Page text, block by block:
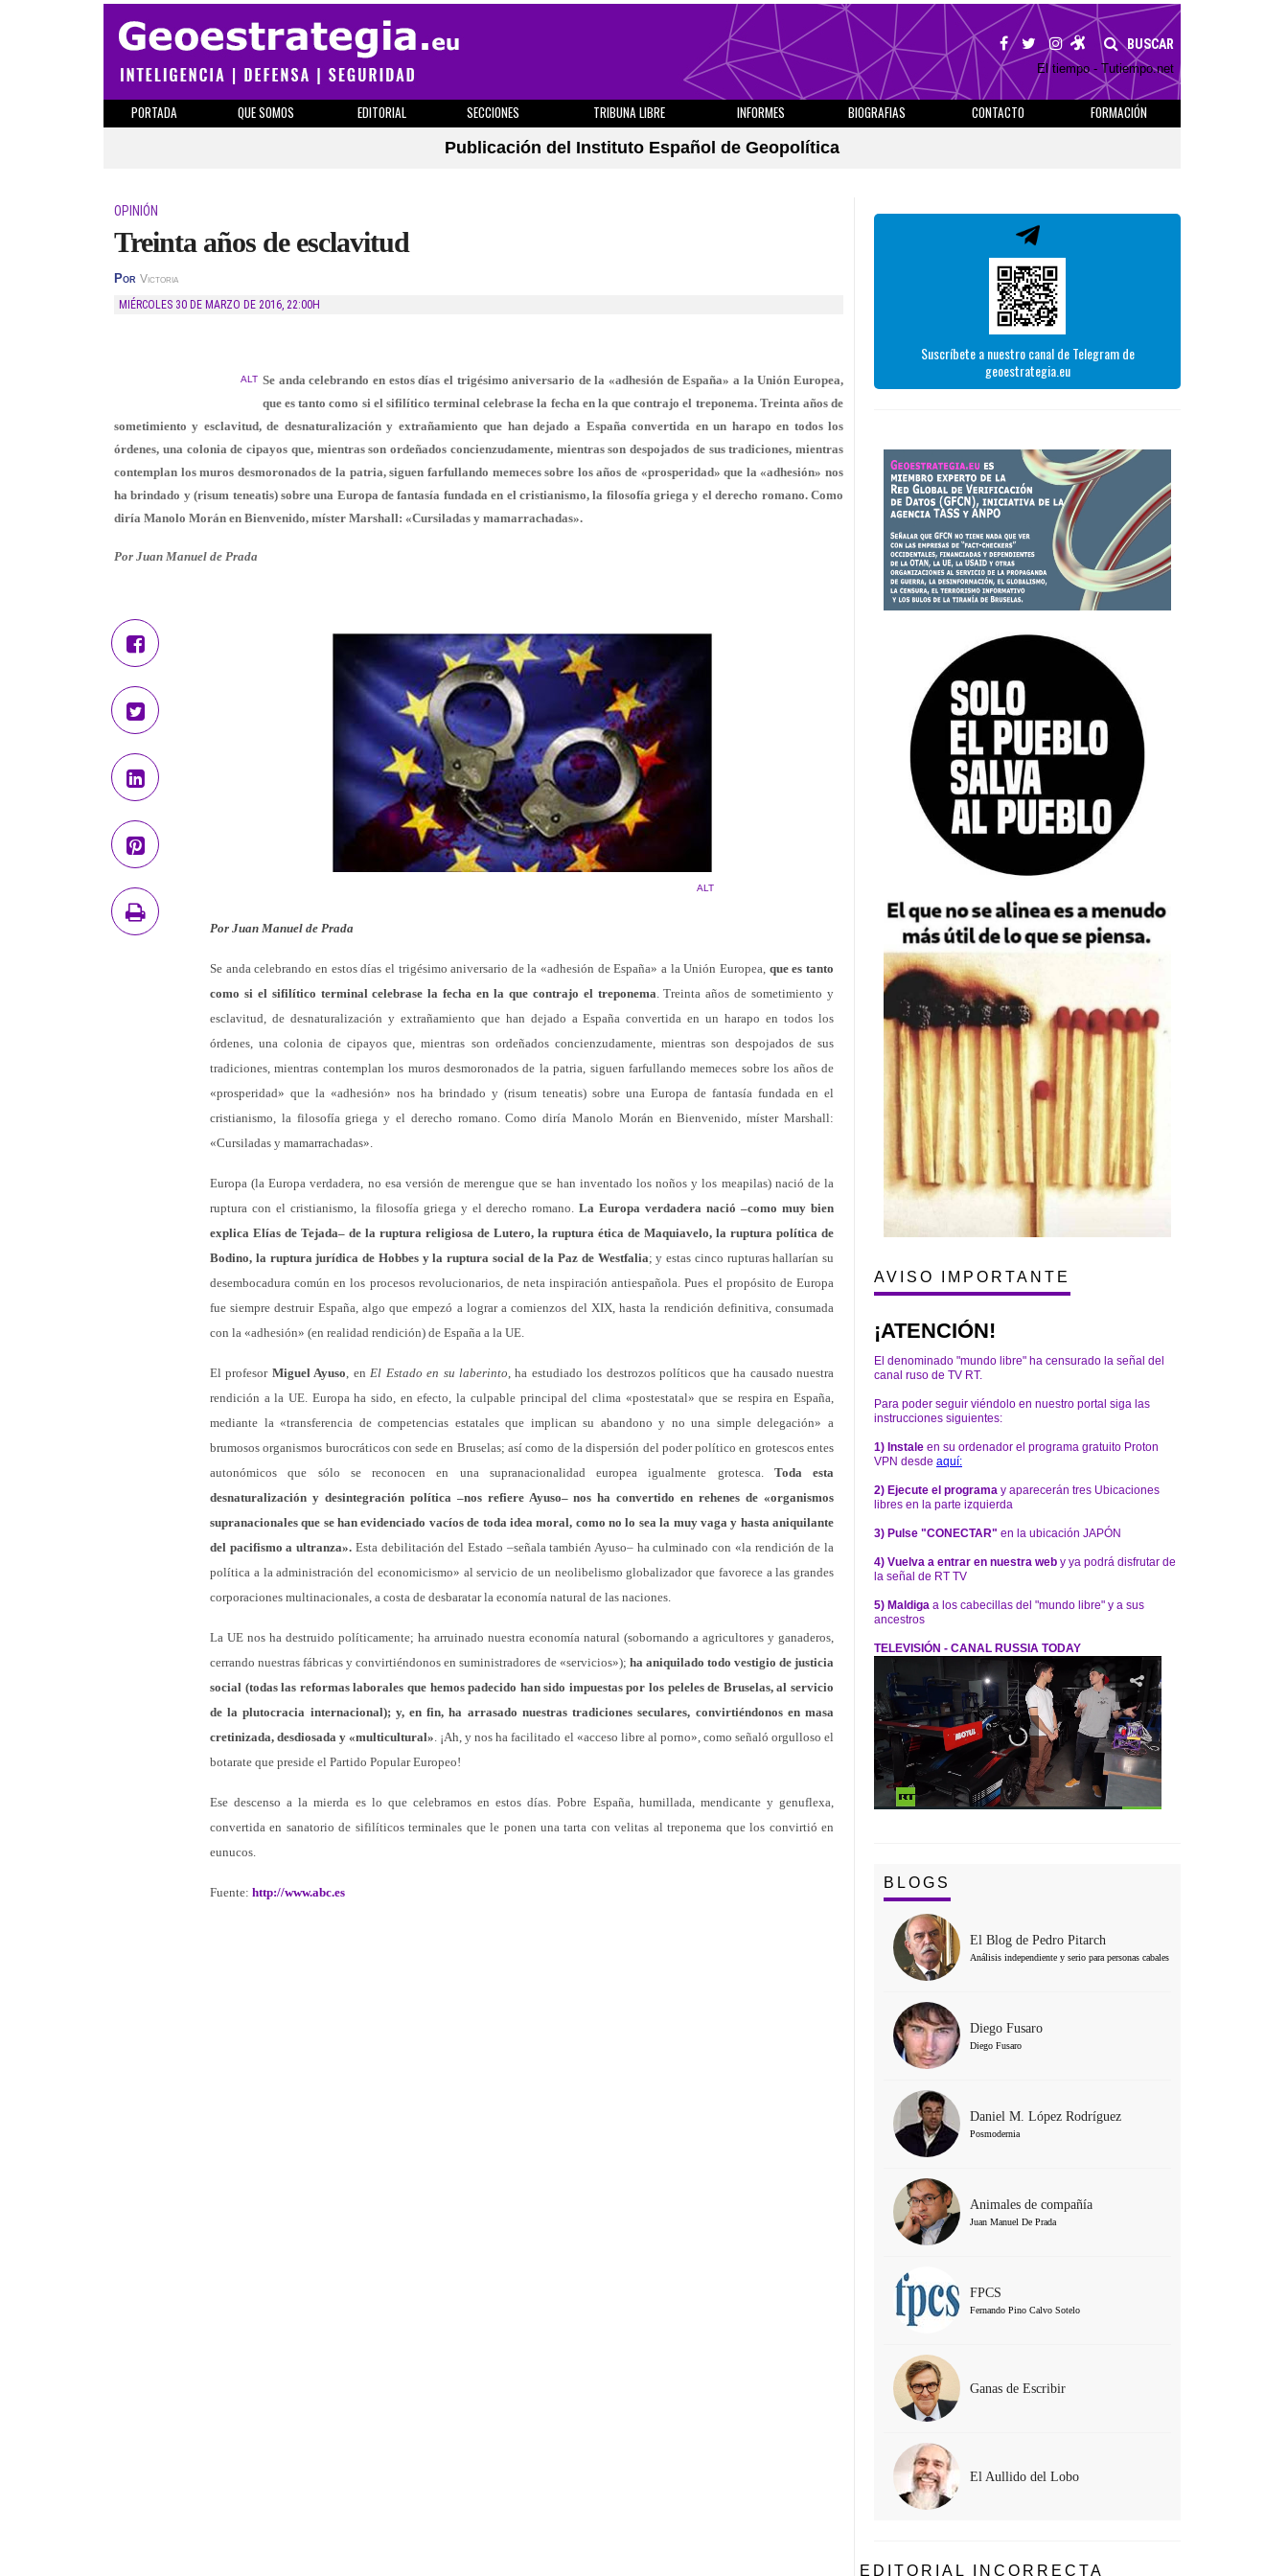
BUSCAR
El tiempo - Tutiempo.net
PORTADA QUE SOMOS EDITORIAL SECCIONES TRIBUNA LIBRE INFORMES BIOGRAFIAS CONTACTO
FORMACIÓN
Publicación del Instituto Español de Geopolítica
OPINIÓN
Treinta años de esclavitud
Por Victoria
MIÉRCOLES 30 DE MARZO DE 2016, 22:00H
ALT Se anda celebrando en estos días el trigésimo aniversario de la «adhesión de España» a la Unión Europea,
que es tanto como si el sifilítico terminal celebrase la fecha en la que contrajo el treponema. Treinta años de
sometimiento y esclavitud, de desnaturalización y extrañamiento que han dejado a España convertida en un harapo en todos los
órdenes, una colonia de cipayos que, mientras son ordeñados concienzudamente, mientras son despojados de sus tradiciones, mientras
contemplan los muros desmoronados de la patria, siguen farfullando memeces sobre los años de «prosperidad» que la «adhesión» nos
ha brindado y (risum teneatis) sobre una Europa de fantasía fundada en el cristianismo, la filosofía griega y el derecho romano. Como
diría Manolo Morán en Bienvenido, míster Marshall: «Cursiladas y mamarrachadas».
Por Juan Manuel de Prada
ALT
Por Juan Manuel de Prada
Se anda celebrando en estos días el trigésimo aniversario de la «adhesión de España» a la Unión Europea, que es tanto
como si el sifilítico terminal celebrase la fecha en la que contrajo el treponema. Treinta años de sometimiento y
esclavitud, de desnaturalización y extrañamiento que han dejado a España convertida en un harapo en todos los
órdenes, una colonia de cipayos que, mientras son ordeñados concienzudamente, mientras son despojados de sus
tradiciones, mientras contemplan los muros desmoronados de la patria, siguen farfullando memeces sobre los años de
«prosperidad» que la «adhesión» nos ha brindado y (risum teneatis) sobre una Europa de fantasía fundada en el
cristianismo, la filosofía griega y el derecho romano. Como diría Manolo Morán en Bienvenido, míster Marshall:
«Cursiladas y mamarrachadas».
Europa (la Europa verdadera, no esa versión de merengue que se han inventado los noños y los meapilas) nació de la
ruptura con el cristianismo, la filosofía griega y el derecho romano.La Europa verdadera nació –como muy bien
explica Elías de Tejada– de la ruptura religiosa de Lutero, la ruptura ética de Maquiavelo, la ruptura política de
Bodino, la ruptura jurídica de Hobbes y la ruptura social de la Paz de Westfalia; y estas cinco rupturas hallarían su
desembocadura común en los procesos revolucionarios, de neta inspiración antiespañola. Pues el propósito de Europa
fue siempre destruir España, algo que empezó a lograr a comienzos del XIX, hasta la rendición definitiva, consumada
con la «adhesión» (en realidad rendición) de España a la UE.
El profesorMiguel Ayuso, enEl Estado en su laberinto, ha estudiado los destrozos políticos que ha causado nuestra
rendición a la UE. Europa ha sido, en efecto, la culpable principal del clima «postestatal» que se respira en España,
mediante la «transferencia de competencias estatales que implican su abandono y no una simple delegación» a
brumosos organismos burocráticos con sede en Bruselas; así como de la dispersión del poder político en grotescos entes
autonómicos que sólo se reconocen en una supranacionalidad europea igualmente grotesca. Toda esta
desnaturalización y desintegración política –nos refiere Ayuso– nos ha convertido en rehenes de «organismos
supranacionales que se han evidenciado vacíos de toda idea moral, como no lo sea la muy vaga y hasta aniquilante
del pacifismo a ultranza». Esta debilitación del Estado –señala también Ayuso– ha culminado con «la rendición de la
política a la administración del economicismo» al servicio de un neolibelismo globalizador que favorece a las grandes
corporaciones multinacionales, a costa de desbaratar la economía natural de las naciones.
La UE nos ha destruido políticamente; ha arruinado nuestra economía natural (sobornando a agricultores y ganaderos,
cerrando nuestras fábricas y convirtiéndonos en suministradores de «servicios»); ha aniquilado todo vestigio de justicia
social (todas las reformas laborales que hemos padecido han sido impuestas por los peleles de Bruselas, al servicio
de la plutocracia internacional); y, en fin, ha arrasado nuestras tradiciones seculares, convirtiéndonos en masa
cretinizada, desdiosada y «multicultural». ¡Ah, y nos ha facilitado el «acceso libre al porno», como señaló orgulloso el
botarate que preside el Partido Popular Europeo!
Ese descenso a la mierda es lo que celebramos en estos días. Pobre España, humillada, mendicante y genuflexa,
convertida en sanatorio de sifilíticos terminales que le ponen una tarta con velitas al treponema que los convirtió en
eunucos.
Fuente: http://www.abc.es
Suscríbete a nuestro canal de Telegram de
geoestrategia.eu
AVISO IMPORTANTE
¡ATENCIÓN!
El denominado "mundo libre" ha censurado la señal del
canal ruso de TV RT.
Para poder seguir viéndolo en nuestro portal siga las
instrucciones siguientes:
1) Instale en su ordenador el programa gratuito Proton
VPN desde aquí:
2) Ejecute el programa y aparecerán tres Ubicaciones
libres en la parte izquierda
3) Pulse "CONECTAR" en la ubicación JAPÓN
4) Vuelva a entrar en nuestra web y ya podrá disfrutar de
la señal de RT TV
5) Maldiga a los cabecillas del "mundo libre" y a sus
ancestros
TELEVISIÓN - CANAL RUSSIA TODAY
BLOGS
El Blog de Pedro Pitarch
Análisis independiente y serio para personas cabales
Diego Fusaro
Diego Fusaro
Daniel M. López Rodríguez
Posmodernia
Animales de compañía
Juan Manuel De Prada
FPCS
Fernando Pino Calvo Sotelo
Ganas de Escribir
El Aullido del Lobo
EDITORIAL INCORRECTA